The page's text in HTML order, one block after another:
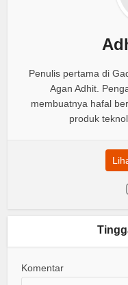
Penulis pertama di
Agan Adhit.
membuatnya hafal
produk
Komentar